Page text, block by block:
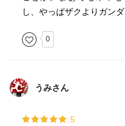
し、やっぱザクよりガン
0
うみさん
5